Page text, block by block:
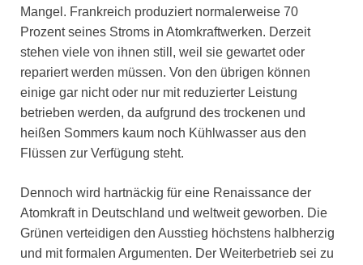
Mangel. Frankreich produziert normalerweise 70
Prozent seines Stroms in Atomkraftwerken. Derzeit
stehen viele von ihnen still, weil sie gewartet oder
repariert werden müssen. Von den übrigen können
einige gar nicht oder nur mit reduzierter Leistung
betrieben werden, da aufgrund des trockenen und
heißen Sommers kaum noch Kühlwasser aus den
Flüssen zur Verfügung steht.
Dennoch wird hartnäckig für eine Renaissance der
Atomkraft in Deutschland und weltweit geworben. Die
Grünen verteidigen den Ausstieg höchstens halbherzig
und mit formalen Argumenten. Der Weiterbetrieb sei zu